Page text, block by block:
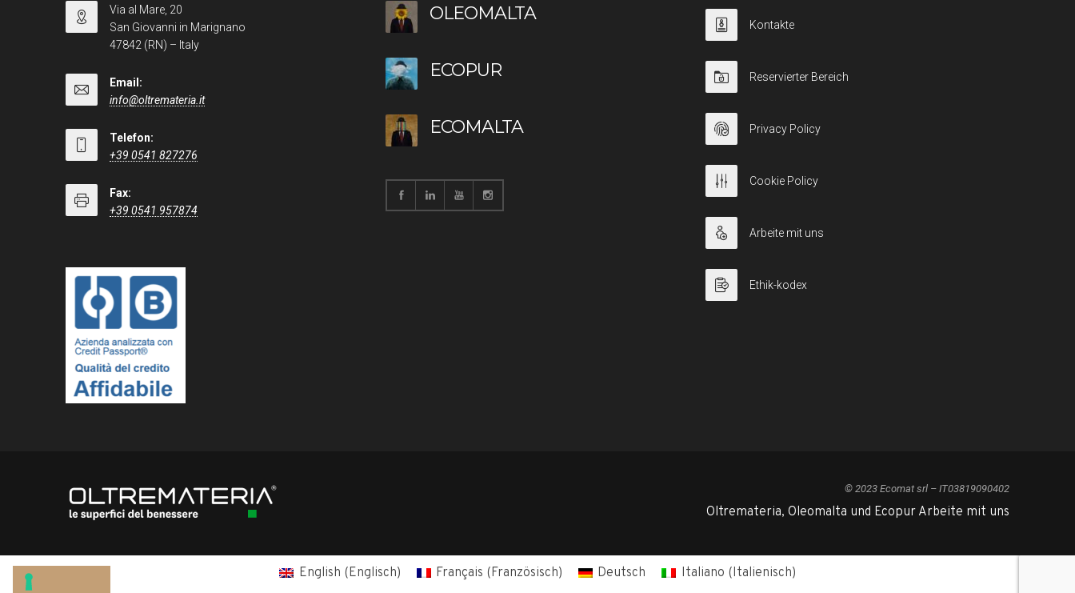
Via al Mare, 20
San Giovanni in Marignano
47842 (RN) – Italy
Email:
info@oltremateria.it
Telefon:
+39 0541 827276
Fax:
+39 0541 957874
OLEOMALTA
ECOPUR
ECOMALTA
Kontakte
Reservierter Bereich
Privacy Policy
Cookie Policy
Arbeite mit uns
Ethik-kodex
© 2023 Ecomat srl – IT03819090402
Oltremateria, Oleomalta und Ecopur Arbeite mit uns
English (Englisch) Français (Französisch) Deutsch Italiano (Italienisch)